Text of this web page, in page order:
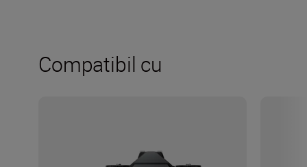
Compatibil cu